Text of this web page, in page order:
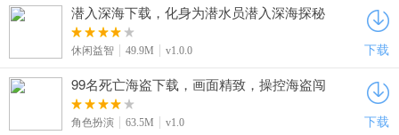
潜入深海下载，化身为潜水员潜入深海探秘
密，过程需谨慎避危险
休闲益智 49.9M v1.0.0 下载
99名死亡海盗下载，画面精致，操控海盗闯
关卡成最强海贼王
角色扮演 63.5M v1.0 下载